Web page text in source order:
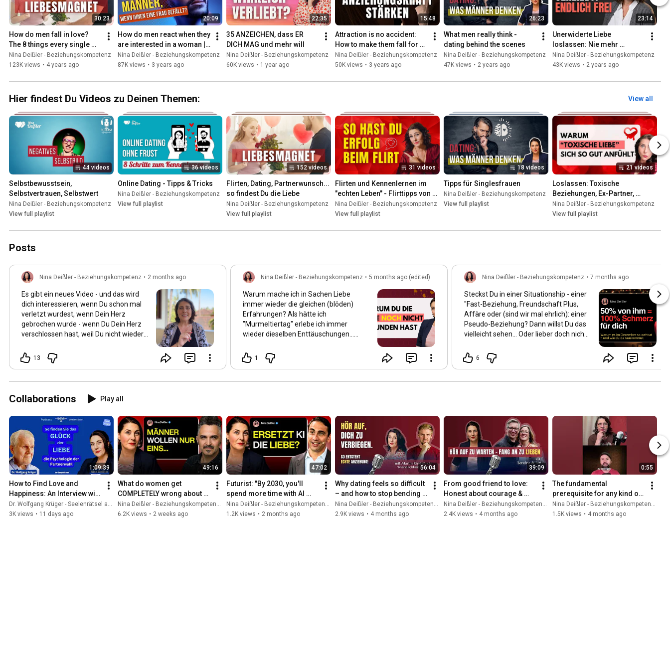
Persönlichkeitsentwicklung in Sachen Selbstvertrauen, Selbstwert, Mut, Ausstrahlung und
Kommunikation. Mit meinen Tipps und Erkenntnissen haben schon über 10.000 Singles die Liebe
an Videos, die ich besonders wertvoll finde und mit denen Du beginnen könntest, um ein tieferes
Verständnis für die wirklich wichtigen Hintergründe und Zusammenhänge bei der Partnersuche,
Partnerwahl und beim Dating und Flirten zu bekommen.Ich hoffe, dass ich dir damit bereits sehr
gute Impulse geben kann und würde mich freuen, wenn wir uns bald in einem meiner Workshops
30:23
How do men fall in love?
The 8 things every single
woman needs to know!
Nina Deißler - Beziehungskompetenz
123K views • 4 years ago
20:09
How do men react when they
are interested in a woman |
Nina Deissler
Nina Deißler - Beziehungskompetenz
87K views • 3 years ago
22:35
35 ANZEICHEN, dass ER
DICH MAG und mehr will
Nina Deißler - Beziehungskompetenz
60K views • 1 year ago
15:48
Attraction is no accident:
How to make them fall for
you
Nina Deißler - Beziehungskompetenz
50K views • 3 years ago
26:23
What men really think -
dating behind the scenes
Nina Deißler - Beziehungskompetenz
47K views • 2 years ago
23:14
Unerwiderte Liebe
loslassen: Nie mehr
unglücklich verliebt  - Nina
Deißler
Nina Deißler - Beziehungskompetenz
43K views • 2 years ago
Hier findest Du Videos zu Deinen Themen: View all
44 videos
Selbstbewusstsein,
Selbstvertrauen, Selbstwert
Nina Deißler - Beziehungskompetenz
Playlist
View full playlist
36 videos
Online Dating - Tipps & Tricks
Nina Deißler - Beziehungskompetenz
Playlist
View full playlist
152 videos
Flirten, Dating, Partnerwunsch...
so findest Du die Liebe
Nina Deißler - Beziehungskompetenz
Playlist
View full playlist
31 videos
Flirten und Kennenlernen im
"echten Leben" - Flirttipps von
Nina Deißler
Nina Deißler - Beziehungskompetenz
Playlist
View full playlist
18 videos
Tipps für Singlesfrauen
Nina Deißler - Beziehungskompetenz
Playlist
View full playlist
21 videos
Loslassen: Toxische
Beziehungen, Ex-Partner,
Enttäuschung - so kommst Du
raus und wirst wieder frei
Nina Deißler - Beziehungskompetenz
View full playlist
Posts
Nina Deißler - Beziehungskompetenz • 2 months ago
Es gibt ein neues Video - und das wird
dich interessieren, wenn Du schon mal
verletzt wurdest, wenn Dein Herz
gebrochen wurde - wenn Du Dein Herz
verschlossen hast, weil Du nicht wieder
https://www.youtube.com/watch?
v=g5kyY...
13
Nina Deißler - Beziehungskompetenz • 5 months ago (edited)
Warum mache ich in Sachen Liebe
immer wieder die gleichen (blöden)
Erfahrungen? Als hätte ich
"Murmeltiertag" erlebe ich immer
wieder dieselben Enttäuschungen...
Folge für Dich:
https://youtu.be/ROMa2Z3Axy4
1
Nina Deißler - Beziehungskompetenz • 7 months ago
Steckst Du in einer Situationship - einer
"Fast-Beziehung, Freundschaft Plus,
Affäre oder (sind wir mal ehrlich): einer
Pseudo-Beziehung? Dann willst Du das
vielleicht sehen... Oder lieber doch nicht?
si=N30I5...
6
Collaborations Play all
1:09:39
How to Find Love and
Happiness: An Interview with
Nina Deißler
Dr. Wolfgang Krüger - Seelenrätsel and Nina Deißler - Beziehungskompetenz
3K views • 11 days ago
49:16
What do women get
COMPLETELY wrong about
men? (John Aigner on the
Nina Deißler Podcast)
Nina Deißler - Beziehungskompetenz and John Aigner – Frei sein. Mann sein.
6.2K views • 2 weeks ago
47:02
Futurist: "By 2030, you'll
spend more time with AI
than with your partner" -
Sven Gábor Jánszky
Nina Deißler - Beziehungskompetenz and Sven Gabor Janszky - Tomorrowing Your Life
1.2K views • 2 months ago
56:04
Why dating feels so difficult
– and how to stop bending
over backwards with Martin
Rheinländer
Nina Deißler - Beziehungskompetenz and Männlichkeit stärken
2.9K views • 4 months ago
39:09
From good friend to love:
Honest about courage &
dating frustration
Nina Deißler - Beziehungskompetenz and Jan Riepenhusen
2.4K views • 4 months ago
0:55
The fundamental
prerequisite for any kind of
change that will surprise
you… #selfacceptance
Nina Deißler - Beziehungskompetenz and Frédéric Letzner
1.5K views • 4 months ago